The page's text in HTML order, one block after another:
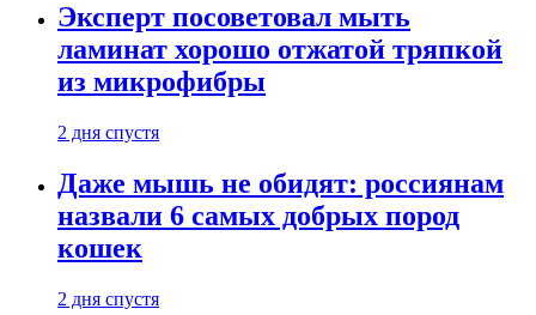
Эксперт посоветовал мыть
ламинат хорошо отжатой тряпкой
из микрофибры
2 дня спустя
Даже мышь не обидят: россиянам
назвали 6 самых добрых пород
кошек
2 дня спустя